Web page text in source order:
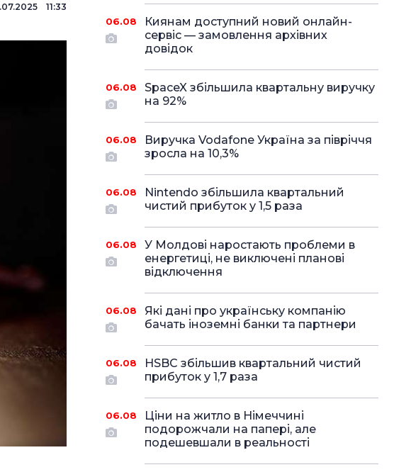
11:33
06.08
Киянам доступний новий онлайн-
сервіс — замовлення архівних
довідок
06.08
SpaceX збільшила квартальну виручку
на 92%
06.08
Виручка Vodafone Україна за півріччя
зросла на 10,3%
06.08
Nintendo збільшила квартальний
чистий прибуток у 1,5 раза
06.08
У Молдові наростають проблеми в
енергетиці, не виключені планові
відключення
06.08
Які дані про українську компанію
бачать іноземні банки та партнери
06.08
HSBC збільшив квартальний чистий
прибуток у 1,7 раза
06.08
Ціни на житло в Німеччині
подорожчали на папері, але
подешевшали в реальності